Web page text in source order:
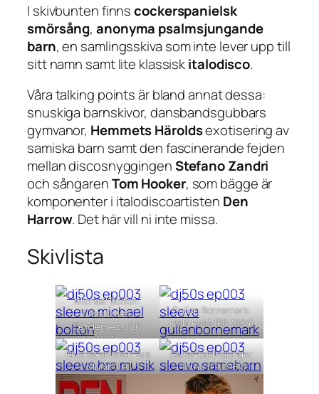
I skivbunten finnscockerspanielsk
smörsång,anonyma psalmsjungande
barn, en samlingsskiva som inte lever upp till
sitt namn samt lite klassiskitalodisco.
Våra talking points är bland annat dessa:
snuskiga barnskivor, dansbandsgubbars
gymvanor, Hemmets Häroldsexotisering av
samiska barn samt den fascinerande fejden
mellan discosnyggingenStefano Zandri
och sångarenTom Hooker, som bägge är
komponenter i italodiscoartisten Den
Harrow. Det här vill ni inte missa.
Skivlista
Michael Bolton:
Time, Love &
Tenderness (LP,
1991)
Gullan Bornemark:
Hallå Hallå (EP, 1964)
Diverse artister: Bra
Musik (LP,
samlingsskiva, 1977)
Same-barn sjunger
i Tärna (EP, 1962)